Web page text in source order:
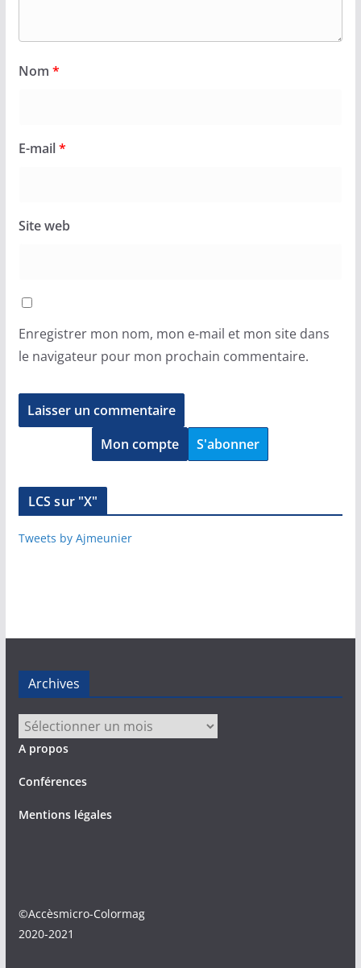
Nom *
E-mail*
Site web
Enregistrer mon nom, mon e-mail et mon site dans
le navigateur pour mon prochain commentaire.
Mon compte S'abonner
LCS sur "X"
Tweets by Ajmeunier
Archives
Archives
A propos
Conférences
Mentions légales
©Accèsmicro-Colormag
2020-2021